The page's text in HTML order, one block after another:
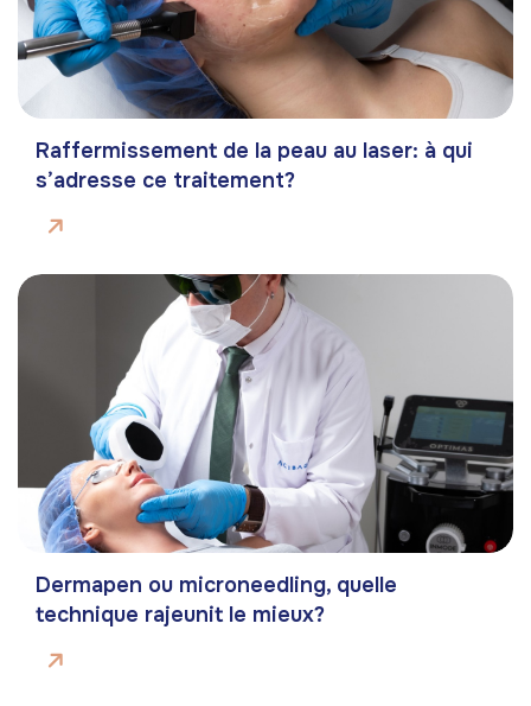
Raffermissement de la peau au laser: à qui
s’adresse ce traitement?
Dermapen ou microneedling, quelle
technique rajeunit le mieux?